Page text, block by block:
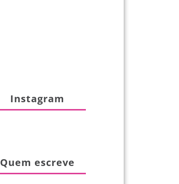
Instagram
Quem escreve